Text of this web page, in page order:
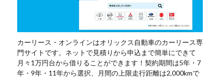
カーリース・オンラインはオリックス自動車のカーリース専
門サイトです。ネットで見積りから申込まで簡単にできて
月々1万円台から借りることができます！契約期間は5年・7
年・9年・11年から選択、月間の上限走行距離は2,000kmで